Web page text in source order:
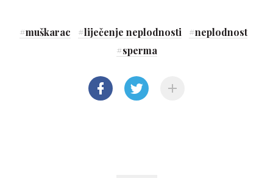
#muškarac #liječenje neplodnosti #neplodnost
#sperma